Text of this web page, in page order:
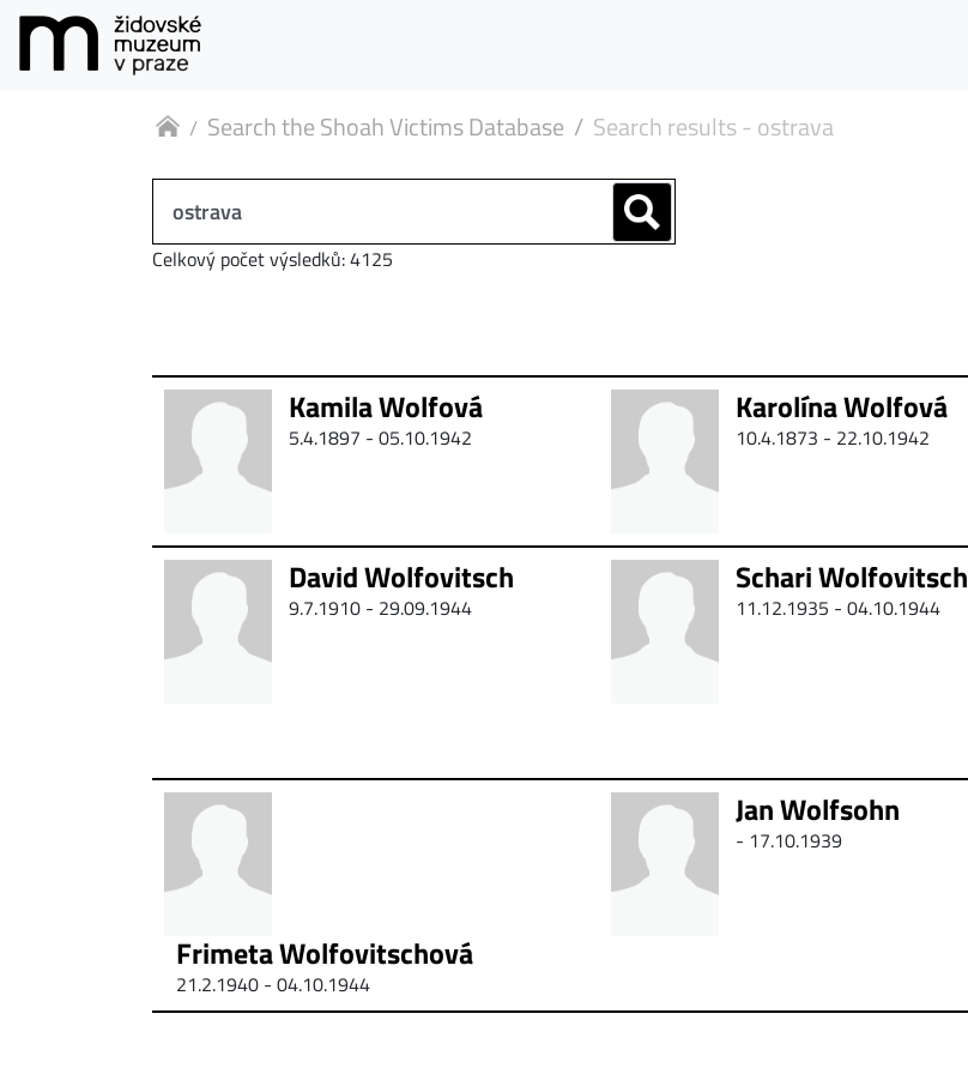
Search the Shoah Victims Database Search results - ostrava
Celkový počet výsledků: 4125
Kamila Wolfová
5.4.1897 - 05.10.1942
Karolína Wolfová
10.4.1873 - 22.10.1942
David Wolfovitsch
9.7.1910 - 29.09.1944
Schari Wolfovitsch
11.12.1935 - 04.10.1944
Frimeta Wolfovitschová
21.2.1940 - 04.10.1944
Jan Wolfsohn
- 17.10.1939